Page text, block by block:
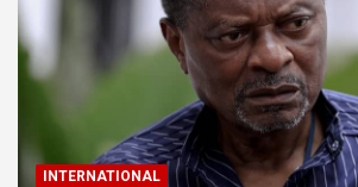
INTERNATIONAL